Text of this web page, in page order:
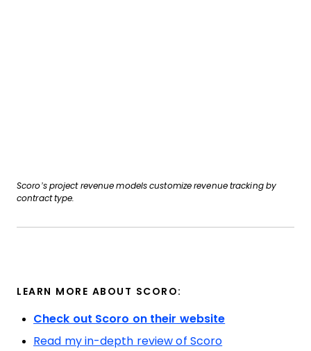
Scoro’s project revenue models customize revenue tracking by
contract type.
LEARN MORE ABOUT SCORO:
Check out Scoro on their website
Read my in-depth review of Scoro